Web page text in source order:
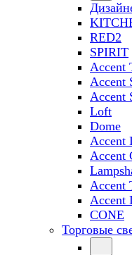
RED2
SPIRIT
Accent
Accent
Accent
Loft
Dome
Accent
Accent
Accent
Accent
CONE
Торговые